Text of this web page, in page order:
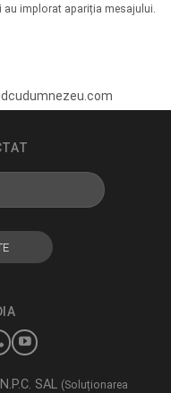
au implorat apariția mesajului.
SAL (Soluționarea